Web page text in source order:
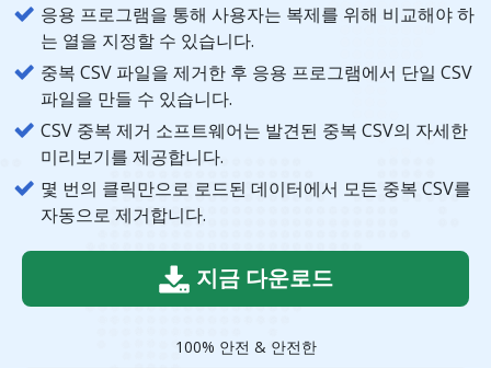
응용 프로그램을 통해 사용자는 복제를 위해 비교해야 하
는 열을 지정할 수 있습니다.
중복 CSV 파일을 제거한 후 응용 프로그램에서 단일 CSV
파일을 만들 수 있습니다.
CSV 중복 제거 소프트웨어는 발견된 중복 CSV의 자세한
미리보기를 제공합니다.
몇 번의 클릭만으로 로드된 데이터에서 모든 중복 CSV를
자동으로 제거합니다.
지금 다운로드
100% 안전 & 안전한